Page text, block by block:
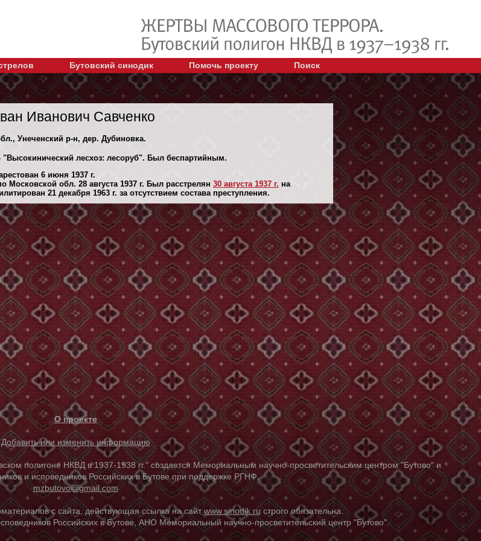
Бутовский синодик Помочь проекту Поиск
Иванович Савченко
Унеченский р-н, дер. Дубиновка.
"Высокинический лесхоз: лесоруб". Был беспартийным.
6 июня 1937 г.
обл. 28 августа 1937 г. Был расстрелян 30 августа 1937 г. на
21 декaбря 1963 г. за отсутствием состава преступления.
О проекте
Добавить или изменить информацию
НКВД в 1937-1938 гг." создается Мемориальным научно-просветительским центром "Бутово" и
и исповедников Российских в Бутове при поддержке РГНФ.
mzbutovo@gmail.com
с сайта, действующая ссылка на сайтwww.sinodik.ru строго обязательна.
Российских в Бутове, АНО Мемориальный научно-просветительский центр "Бутово".